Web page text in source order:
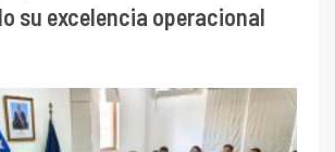
su excelencia operacional